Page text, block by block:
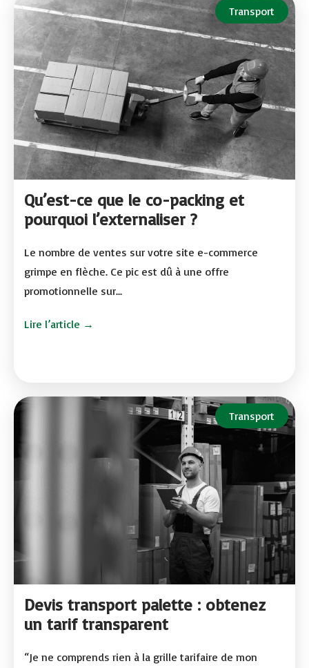
Transport
Qu’est-ce que le co-packing et
pourquoi l’externaliser ?
Le nombre de ventes sur votre site e-commerce
grimpe en flèche. Ce pic est dû à une offre
promotionnelle sur...
Lire l’article →
Transport
Devis transport palette : obtenez
un tarif transparent
“Je ne comprends rien à la grille tarifaire de mon